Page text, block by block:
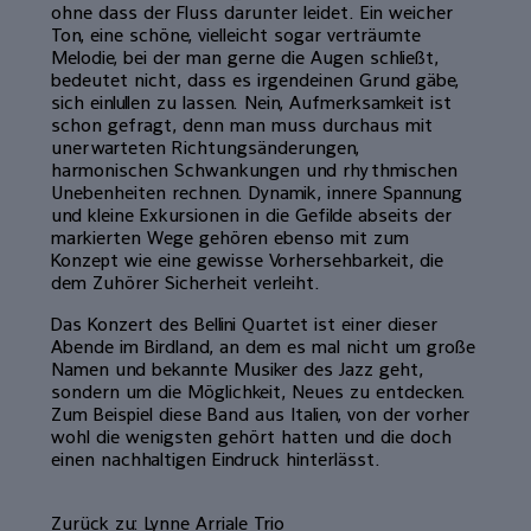
ohne dass der Fluss darunter leidet. Ein weicher
Ton, eine schöne, vielleicht sogar verträumte
Melodie, bei der man gerne die Augen schließt,
bedeutet nicht, dass es irgendeinen Grund gäbe,
sich einlullen zu lassen. Nein, Aufmerksamkeit ist
schon gefragt, denn man muss durchaus mit
unerwarteten Richtungsänderungen,
harmonischen Schwankungen und rhythmischen
Unebenheiten rechnen. Dynamik, innere Spannung
und kleine Exkursionen in die Gefilde abseits der
markierten Wege gehören ebenso mit zum
Konzept wie eine gewisse Vorhersehbarkeit, die
dem Zuhörer Sicherheit verleiht.
Das Konzert des Bellini Quartet ist einer dieser
Abende im Birdland, an dem es mal nicht um große
Namen und bekannte Musiker des Jazz geht,
sondern um die Möglichkeit, Neues zu entdecken.
Zum Beispiel diese Band aus Italien, von der vorher
wohl die wenigsten gehört hatten und die doch
einen nachhaltigen Eindruck hinterlässt.
Zurück zu: Lynne Arriale Trio